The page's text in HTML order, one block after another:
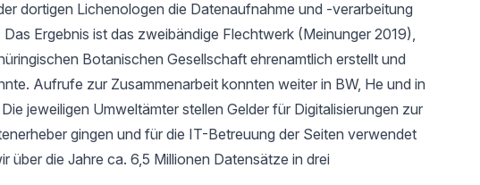
dortigen Lichenologen die Datenaufnahme und -verarbeitung
Ergebnis ist das zweibändige Flechtwerk (Meinunger 2019),
Botanischen Gesellschaft ehrenamtlich erstellt und
Aufrufe zur Zusammenarbeit konnten weiter in BW, He und in
jeweiligen Umweltämter stellen Gelder für Digitalisierungen zur
gingen und für die IT-Betreuung der Seiten verwendet
über die Jahre ca. 6,5 Millionen Datensätze in drei